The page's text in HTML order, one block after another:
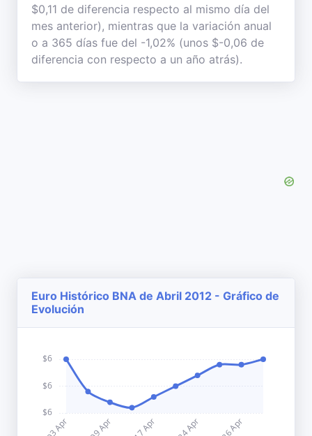
$0,11 de diferencia respecto al mismo día del
mes anterior), mientras que la variación anual
o a 365 días fue del -1,02% (unos $-0,06 de
diferencia con respecto a un año atrás).
Euro Histórico BNA de Abril 2012 - Gráfico de
Evolución